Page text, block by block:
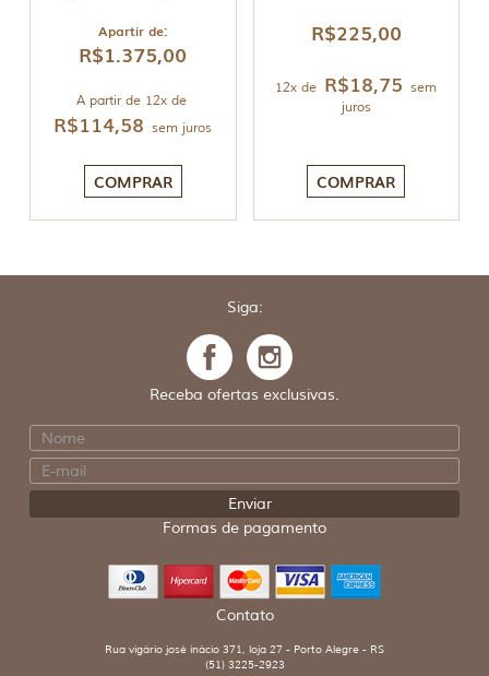
Apartir de:
R$1.375,00
A partir de 12x de
R$114,58 sem juros
COMPRAR
R$225,00
12x de R$18,75 sem
juros
COMPRAR
Siga:
Receba ofertas exclusivas.
Formas de pagamento
Contato
Rua vigário josé inácio 371, loja 27 - Porto Alegre - RS
(51) 3225-2923